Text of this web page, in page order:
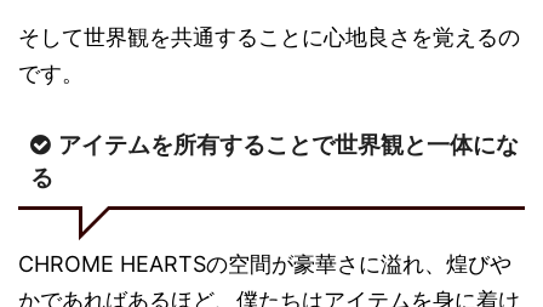
そして世界観を共通することに心地良さを覚えるの
です。
アイテムを所有することで世界観と一体にな
る
CHROME HEARTSの空間が豪華さに溢れ、煌びや
かであればあるほど、僕たちはアイテムを身に着け